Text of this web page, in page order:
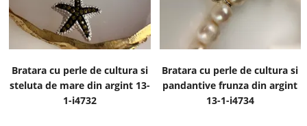
Bratara cu perle de cultura si
steluta de mare din argint 13-
1-i4732
Bratara cu perle de cultura si
pandantive frunza din argint
13-1-i4734